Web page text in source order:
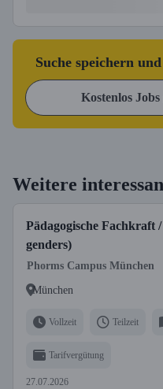
Suche speichern
Kostenlos
Weitere
Pädagogische Fachkraft
genders)
Phorms Campus München
München
Vollzeit Teilzeit
Tarifvergütung
27.07.2026